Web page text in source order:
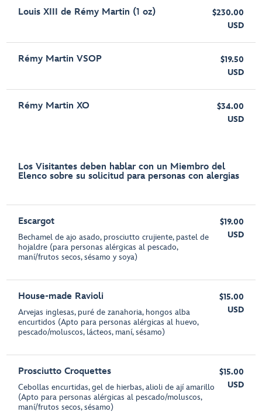
Louis XIII de Rémy Martin (1 oz)
$230.00
USD
Rémy Martin VSOP
$19.50
USD
Rémy Martin XO
$34.00
USD
Los Visitantes deben hablar con un Miembro del
Elenco sobre su solicitud para personas con alergias
Escargot
Bechamel de ajo asado, prosciutto crujiente, pastel de
hojaldre (para personas alérgicas al pescado,
maní/frutos secos, sésamo y soya)
$19.00
USD
House-made Ravioli
Arvejas inglesas, puré de zanahoria, hongos alba
encurtidos (Apto para personas alérgicas al huevo,
pescado/moluscos, lácteos, maní, sésamo)
$15.00
USD
Prosciutto Croquettes
Cebollas encurtidas, gel de hierbas, alioli de ají amarillo
(Apto para personas alérgicas al pescado/moluscos,
maní/frutos secos, sésamo)
$15.00
USD